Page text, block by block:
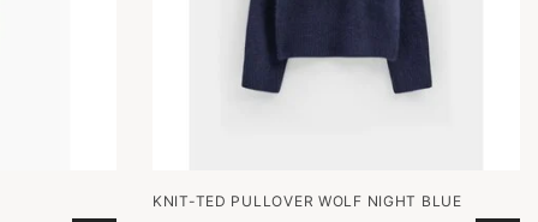
KNIT-TED PULLOVER WOLF NIGHT BLUE